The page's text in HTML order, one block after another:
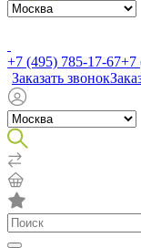
+7 (495) 785-17-67+7
Заказать звонок